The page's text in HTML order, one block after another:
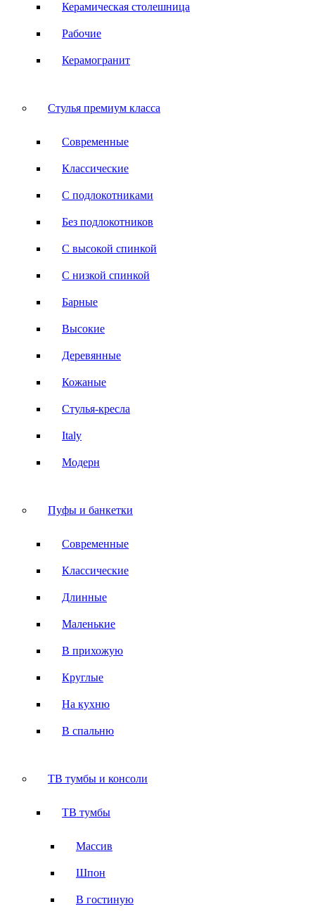
Керамическая столешница
Рабочие
Керамогранит
Стулья премиум класса
Современные
Классические
С подлокотниками
Без подлокотников
С высокой спинкой
С низкой спинкой
Барные
Высокие
Деревянные
Кожаные
Стулья-кресла
Italy
Модерн
Пуфы и банкетки
Современные
Классические
Длинные
Маленькие
В прихожую
Круглые
На кухню
В спальню
ТВ тумбы и консоли
ТВ тумбы
Массив
Шпон
В гостиную